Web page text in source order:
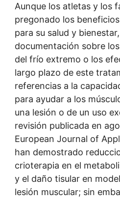
Aunque los atletas y los
pregonado los
para su salud y
documentación sobre
del frío extremo o los
largo plazo de este
referencias a la
para ayudar a los
una lesión o de un uso
revisión publicada en
European Journal of
han demostrado
crioterapia en el
y el daño tisular en
lesión muscular; sin